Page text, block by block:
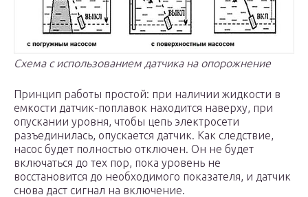
Схема с использованием датчика на опорожнение
Принцип работы простой: при наличии жидкости в
емкости датчик-поплавок находится наверху, при
опускании уровня, чтобы цепь электросети
разъединилась, опускается датчик. Как следствие,
насос будет полностью отключен. Он не будет
включаться до тех пор, пока уровень не
восстановится до необходимого показателя, и датчик
снова даст сигнал на включение.